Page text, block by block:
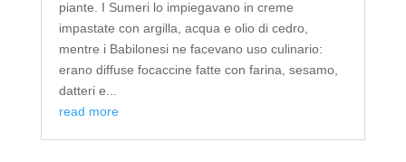
piante. I Sumeri lo impiegavano in creme
impastate con argilla, acqua e olio di cedro,
mentre i Babilonesi ne facevano uso culinario:
erano diffuse focaccine fatte con farina, sesamo,
datteri e...
read more